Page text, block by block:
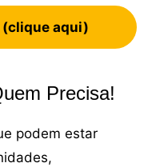
(clique aqui)
Precisa!
podem estar